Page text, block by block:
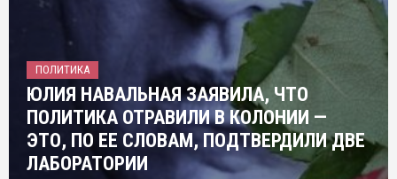
ПОЛИТИКА
ЮЛИЯ НАВАЛЬНАЯ ЗАЯВИЛА, ЧТО
ПОЛИТИКА ОТРАВИЛИ В КОЛОНИИ —
ЭТО, ПО ЕЕ СЛОВАМ, ПОДТВЕРДИЛИ ДВЕ
ЛАБОРАТОРИИ